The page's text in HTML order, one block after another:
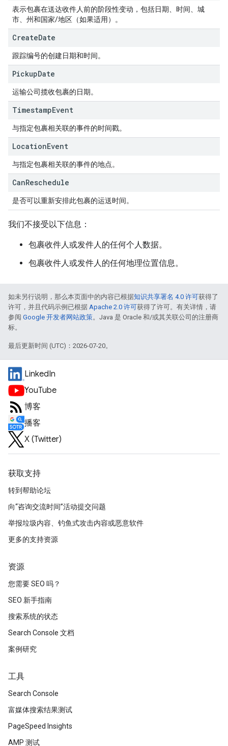
表示包裹在送达收件人前的阶段性变动，包括日期、时间、城
市、州和国家/地区（如果适用）。
CreateDate
跟踪编号的创建日期和时间。
PickupDate
运输公司揽收包裹的日期。
TimestampEvent
与指定包裹相关联的事件的时间戳。
LocationEvent
与指定包裹相关联的事件的地点。
CanReschedule
是否可以重新安排此包裹的运送时间。
我们不接受以下信息：
包裹收件人或发件人的任何个人数据。
包裹收件人或发件人的任何地理位置信息。
如未另行说明，那么本页面中的内容已根据知识共享署名 4.0 许可获得了
许可，并且代码示例已根据 Apache 2.0 许可获得了许可。有关详情，请
参阅 Google 开发者网站政策。Java 是 Oracle 和/或其关联公司的注册商
标。
最后更新时间 (UTC)：2026-07-20。
LinkedIn
YouTube
博客
播客
X (Twitter)
获取支持
转到帮助论坛
向“咨询交流时间”活动提交问题
举报垃圾内容、钓鱼式攻击内容或恶意软件
更多的支持资源
资源
您需要 SEO 吗？
SEO 新手指南
搜索系统的状态
Search Console 文档
案例研究
工具
Search Console
富媒体搜索结果测试
PageSpeed Insights
AMP 测试